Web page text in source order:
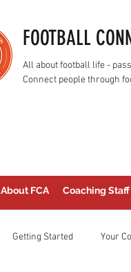
FOOTBALL
All about football life -
Connect people through
About FCA Coaching Staff
Getting Started Your